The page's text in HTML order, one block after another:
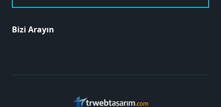
Bizi Arayın